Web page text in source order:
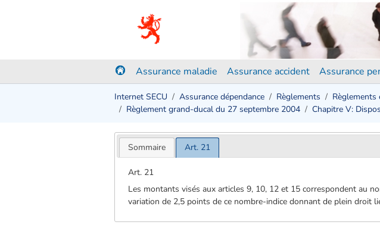
Assurance maladie Assurance accident Assurance
Internet SECU Assurance dépendance Règlements
Règlements
Règlement grand-ducal du 27 septembre 2004
Chapitre V:
Sommaire Art. 21
Art. 21
Les montants visés aux articles 9, 10, 12 et 15 correspondent au
variation de 2,5 points de ce nombre-indice donnant de plein droit